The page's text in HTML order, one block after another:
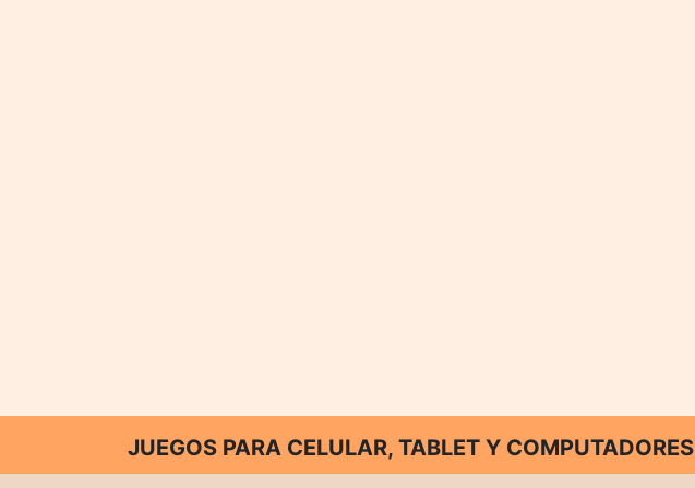
JUEGOS PARA CELULAR, TABLET Y COMPUTADORES